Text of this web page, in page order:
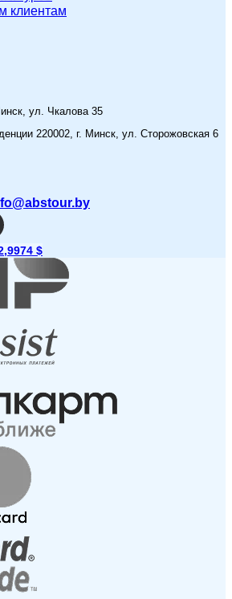
клиентам
ул. Чкалова 35
220002, г. Минск, ул. Сторожовская 6
$